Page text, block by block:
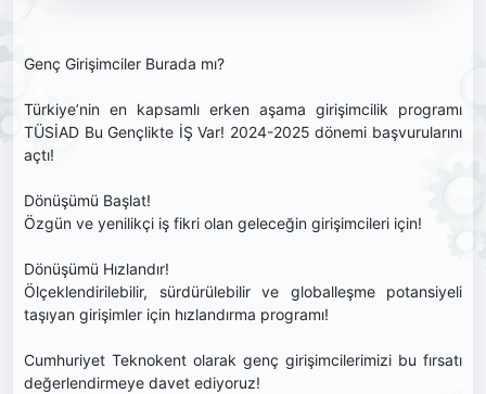
Genç Girişimciler Burada mı?
Türkiye’nin en kapsamlı erken aşama girişimcilik programı
TÜSİAD Bu Gençlikte İŞ Var! 2024-2025 dönemi başvurularını
açtı!
Dönüşümü Başlat!
Özgün ve yenilikçi iş fikri olan geleceğin girişimcileri için!
Dönüşümü Hızlandır!
Ölçeklendirilebilir, sürdürülebilir ve globalleşme potansiyeli
taşıyan girişimler için hızlandırma programı!
Cumhuriyet Teknokent olarak genç girişimcilerimizi bu fırsatı
değerlendirmeye davet ediyoruz!